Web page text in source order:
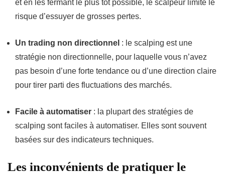
et en les fermant le plus tôt possible, le scalpeur limite le
risque d’essuyer de grosses pertes.
Un trading non directionnel : le scalping est une
stratégie non directionnelle, pour laquelle vous n’avez
pas besoin d’une forte tendance ou d’une direction claire
pour tirer parti des fluctuations des marchés.
Facile à automatiser : la plupart des stratégies de
scalping sont faciles à automatiser. Elles sont souvent
basées sur des indicateurs techniques.
Les inconvénients de pratiquer le